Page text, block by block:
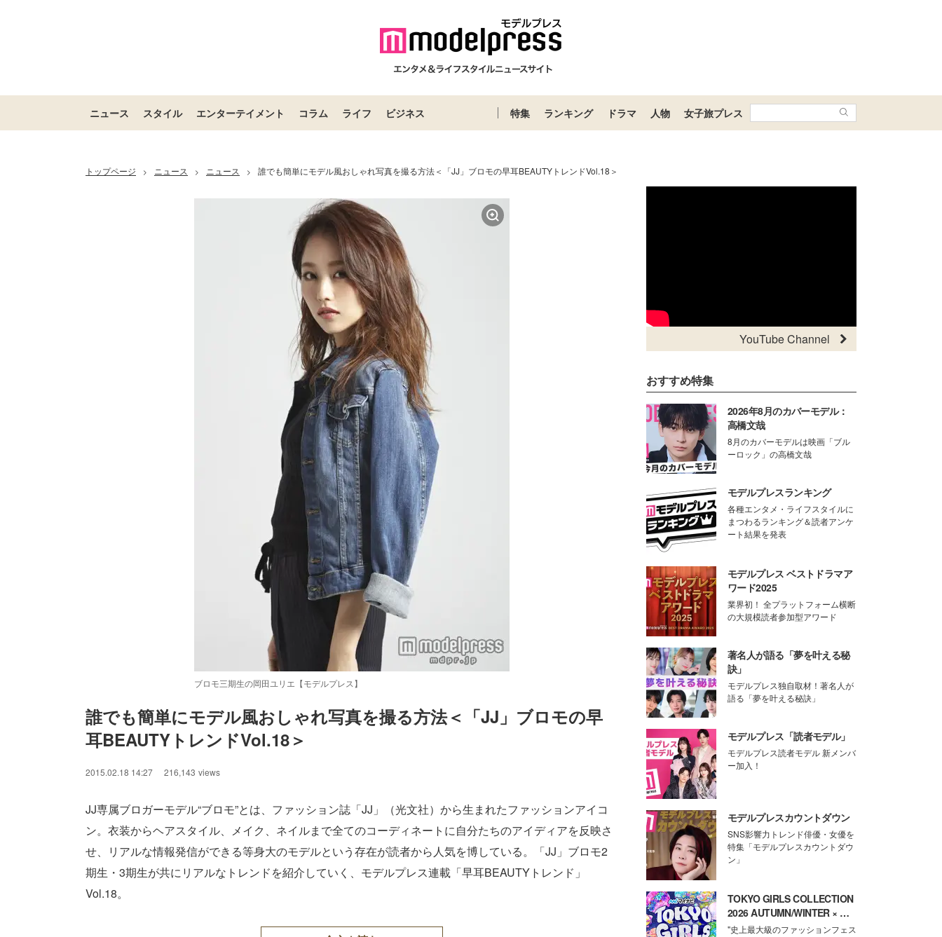
ニュース スタイル エンターテイメント コラム ライフ ビジネス 特集 ランキング ドラマ 人物 女子旅プレス
トップページ > ニュース > ニュース > 誰でも簡単にモデル風おしゃれ写真を撮る方法＜「JJ」ブロモの早耳BEAUTYトレンドVol.18＞
ブロモ三期生の岡田ユリエ【モデルプレス】
Unmute
誰でも簡単にモデル風おしゃれ写真を撮る方法＜「JJ」ブロモの早
耳BEAUTYトレンドVol.18＞
2015.02.18 14:27 216,143 views
JJ専属ブロガーモデル“ブロモ”とは、ファッション誌「JJ」（光文社）から生まれたファッションアイコ
ン。衣装からヘアスタイル、メイク、ネイルまで全てのコーディネートに自分たちのアイディアを反映さ
せ、リアルな情報発信ができる等身大のモデルという存在が読者から人気を博している。「JJ」ブロモ2
期生・3期生が共にリアルなトレンドを紹介していく、モデルプレス連載「早耳BEAUTYトレンド」
Vol.18。
YouTube Channel
おすすめ特集
2026年8月のカバーモデル：
高橋文哉
8月のカバーモデルは映画「ブル
ーロック」の高橋文哉
モデルプレスランキング
各種エンタメ・ライフスタイルに
まつわるランキング＆読者アンケ
ート結果を発表
モデルプレス ベストドラマア
ワード2025
業界初！ 全プラットフォーム横断
の大規模読者参加型アワード
著名人が語る「夢を叶える秘
訣」
モデルプレス独自取材！著名人が
語る「夢を叶える秘訣」
モデルプレス「読者モデル」
モデルプレス読者モデル 新メンバ
ー加入！
モデルプレスカウントダウン
SNS影響力トレンド俳優・女優を
特集「モデルプレスカウントダウ
ン」
TOKYO GIRLS COLLECTION
2026 AUTUMN/WINTER × モ
デルプレス
"史上最大級のファッションフェス